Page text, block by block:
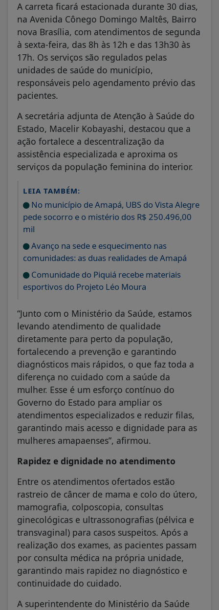
A carreta ficará estacionada durante 30 dias,
na Avenida Cônego Domingo Maltês, Bairro
nova Brasília, com atendimentos de segunda
à sexta-feira, das 8h às 12h e das 13h30 às
17h. Os serviços são regulados pelas
unidades de saúde do município,
responsáveis pelo agendamento prévio das
pacientes.
A secretária adjunta de Atenção à Saúde do
Estado, Macelir Kobayashi, destacou que a
ação fortalece a descentralização da
assistência especializada e aproxima os
serviços da população feminina do interior.
LEIA TAMBÉM:
No município de Amapá, UBS do Vista Alegre
pede socorro e o mistério dos R$ 250.496,00
mil
Avanço na sede e esquecimento nas
comunidades: as duas realidades de Amapá
Comunidade do Piquiá recebe materiais
esportivos do Projeto Léo Moura
“Junto com o Ministério da Saúde, estamos
levando atendimento de qualidade
diretamente para perto da população,
fortalecendo a prevenção e garantindo
diagnósticos mais rápidos, o que faz toda a
diferença no cuidado com a saúde da
mulher. Esse é um esforço contínuo do
Governo do Estado para ampliar os
atendimentos especializados e reduzir filas,
garantindo mais acesso e dignidade para as
mulheres amapaenses”, afirmou.
Rapidez e dignidade no atendimento
Entre os atendimentos ofertados estão
rastreio de câncer de mama e colo do útero,
mamografia, colposcopia, consultas
ginecológicas e ultrassonografias (pélvica e
transvaginal) para casos suspeitos. Após a
realização dos exames, as pacientes passam
por consulta médica na própria unidade,
garantindo mais rapidez no diagnóstico e
continuidade do cuidado.
A superintendente do Ministério da Saúde